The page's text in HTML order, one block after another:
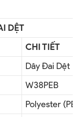
DỆT
CHI TIẾT
Dây Đai Dệt
W38PEB
Polyester (PE)